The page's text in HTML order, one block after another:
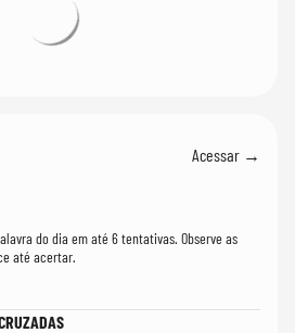
Acessar →
do dia em até 6 tentativas. Observe as
até acertar.